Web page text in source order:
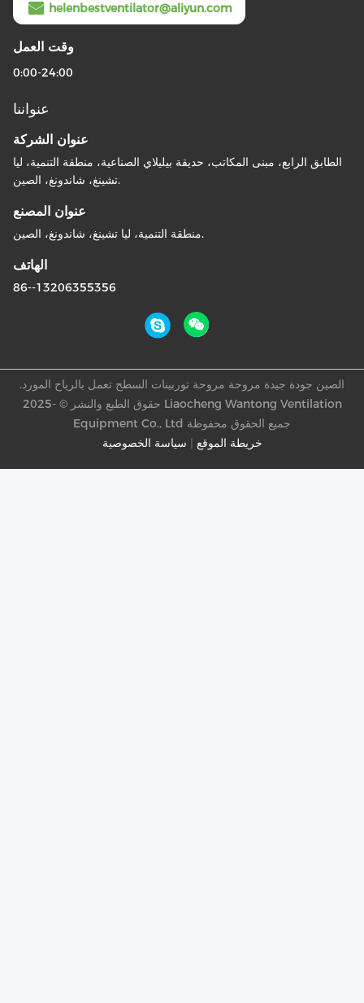
helenbestventilator@aliyun.com
وقت العمل
0:00-24:00
عنواننا
عنوان الشركة
الطابق الرابع، مبنى المكاتب، حديقة بيليلاي الصناعية، منطقة التنمية، ليا
تشينغ، شاندونغ، الصين.
عنوان المصنع
منطقة التنمية، ليا تشينغ، شاندونغ، الصين.
الهاتف
86--13206355356
سياسة الخصوصية خريطة الموقع
الصين جودة جيدة مروحة مروحة توربينات السطح تعمل بالرياح المورد.
حقوق الطبع والنشر © -2025 Liaocheng Wantong Ventilation
Equipment Co., Ltd جميع الحقوق محفوظة